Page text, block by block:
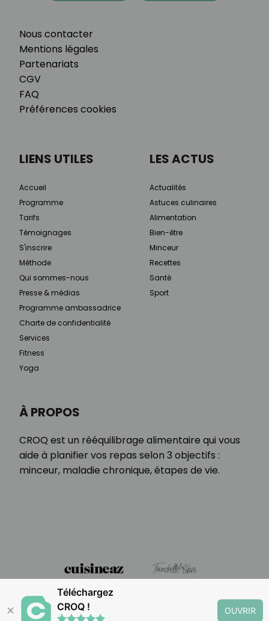
Nous contacter
Mentions légales
Partenariats
CGV
FAQ
Préférences cookies
À PROPOS
CROQ est un rééquilibrage alimentaire qui vous
aide à planifier vos repas selon 3 objectifs :
minceur, maladie chronique, étapes de vie.
LIENS UTILES
Accueil
Programme
Tarifs
Témoignages
S'inscrire
Méthode
Qui sommes-nous
Presse & médias
Programme ambassadrice
Charte de confidentialité
Services
Fitness
Yoga
LES ACTUS
Actualités
Astuces culinaires
Alimentation
Bien-être
Minceur
Recettes
Santé
Sport
✕
Téléchargez
CROQ !
OUVRIR